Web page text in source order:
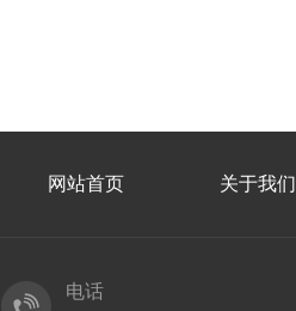
网站首页 关于我们
电话